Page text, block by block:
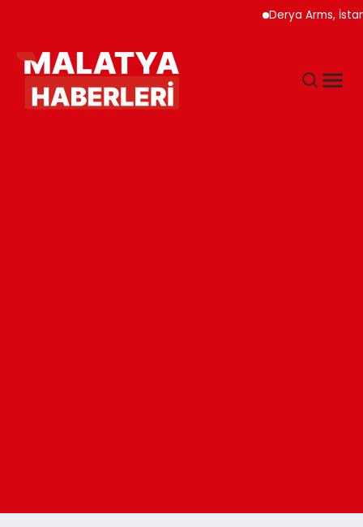
Derya Arms, İstanbul